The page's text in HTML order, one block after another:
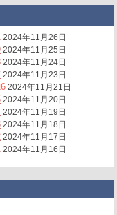
2024年11月26日
2024年11月25日
2024年11月24日
2024年11月23日
2024年11月21日
2024年11月20日
2024年11月19日
2024年11月18日
2024年11月17日
2024年11月16日